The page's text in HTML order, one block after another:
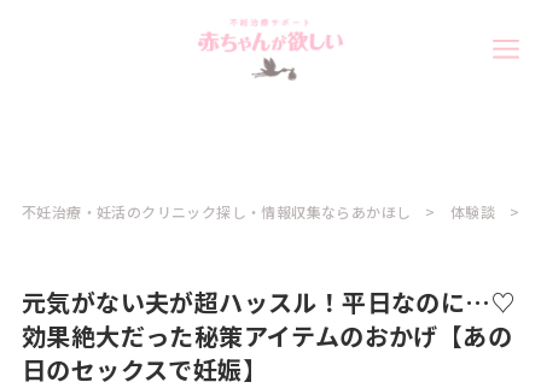
不妊治療・妊活のクリニック探し・情報収集ならあかほし 体験談
元気がない夫が超ハッスル！平日なのに…♡
効果絶大だった秘策アイテムのおかげ【あの
日のセックスで妊娠】